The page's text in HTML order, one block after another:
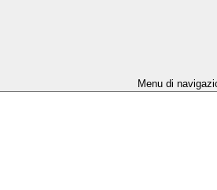
Menu di